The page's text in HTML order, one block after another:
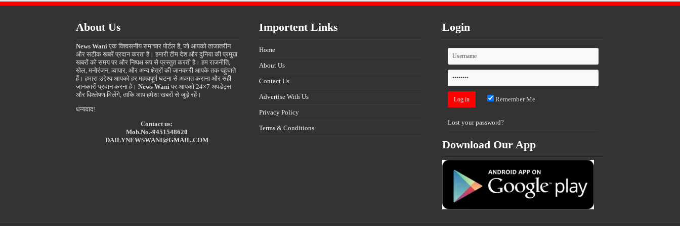
About Us
News Wani एक विश्वसनीय समाचार पोर्टल है, जो आपको ताजातरीन
और सटीक खबरें प्रदान करता है। हमारी टीम देश और दुनिया की प्रमुख
खबरों को समय पर और निष्पक्ष रूप से प्रस्तुत करती है। हम राजनीति,
खेल, मनोरंजन, व्यापार, और अन्य क्षेत्रों की जानकारी आपके तक पहुंचाते
हैं। हमारा उद्देश्य आपको हर महत्वपूर्ण घटना से अवगत कराना और सही
जानकारी प्रदान करना है। News Wani पर आपको 24×7 अपडेट्स
और विश्लेषण मिलेंगे, ताकि आप हमेशा खबरों से जुड़े रहें।
धन्यवाद!
Contact us:
Mob.No.-9451548620
DAILYNEWSWANI@GMAIL.COM
Importent Links
Home
About Us
Contact Us
Advertise With Us
Privacy Policy
Terms & Conditions
Login
Remember Me
Lost your password?
Download Our App